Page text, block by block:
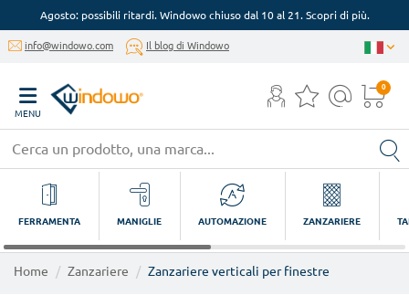
Agosto: possibili ritardi. Windowo chiuso dal 10 al 21. Scopri di più.
info@windowo.com Il blog di Windowo
MENU
0
FERRAMENTA MANIGLIE AUTOMAZIONE ZANZARIERE
Home Zanzariere Zanzariere verticali per finestre